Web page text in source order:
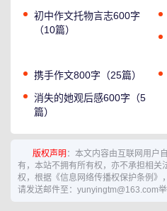
初中作文托物言志600字
（10篇）
携手作文800字（25篇）
消失的她观后感600字（5
篇）
版权声明 ：本文内容由互联网用户
有，本站不拥有所有权，亦不承担相关
权，根据《信息网络传播权保护条例》
请发送邮件至：yunyingtm@163.com举